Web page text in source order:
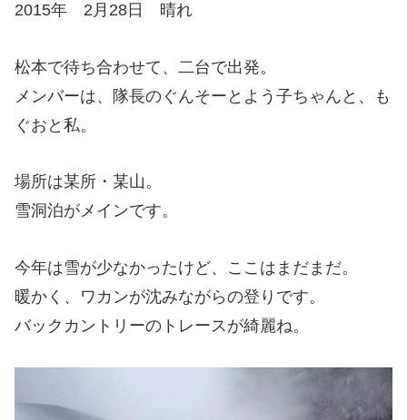
2015年 2月28日 晴れ
松本で待ち合わせて、二台で出発。
メンバーは、隊長のぐんそーとよう子ちゃんと、も
ぐおと私。
場所は某所・某山。
雪洞泊がメインです。
今年は雪が少なかったけど、ここはまだまだ。
暖かく、ワカンが沈みながらの登りです。
バックカントリーのトレースが綺麗ね。